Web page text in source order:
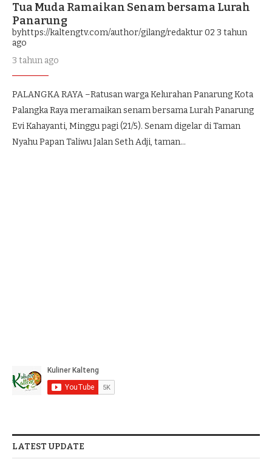
Tua Muda Ramaikan Senam bersama Lurah
Panarung
byhttps://kaltengtv.com/author/gilang/redaktur 02 3 tahun
ago
3 tahun ago
PALANGKA RAYA –Ratusan warga Kelurahan Panarung Kota
Palangka Raya meramaikan senam bersama Lurah Panarung
Evi Kahayanti, Minggu pagi (21/5). Senam digelar di Taman
Nyahu Papan Taliwu Jalan Seth Adji, taman…
LATEST UPDATE